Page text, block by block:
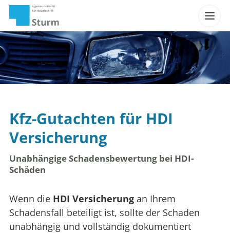
Kfz-Gutachten für HDI
Versicherung
Unabhängige Schadensbewertung bei HDI-
Schäden
Wenn die HDI Versicherungan Ihrem
Schadensfall beteiligt ist, sollte der Schaden
unabhängig und vollständig dokumentiert